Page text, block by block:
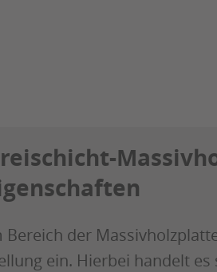
Bereich der
ein. Hierbei handelt